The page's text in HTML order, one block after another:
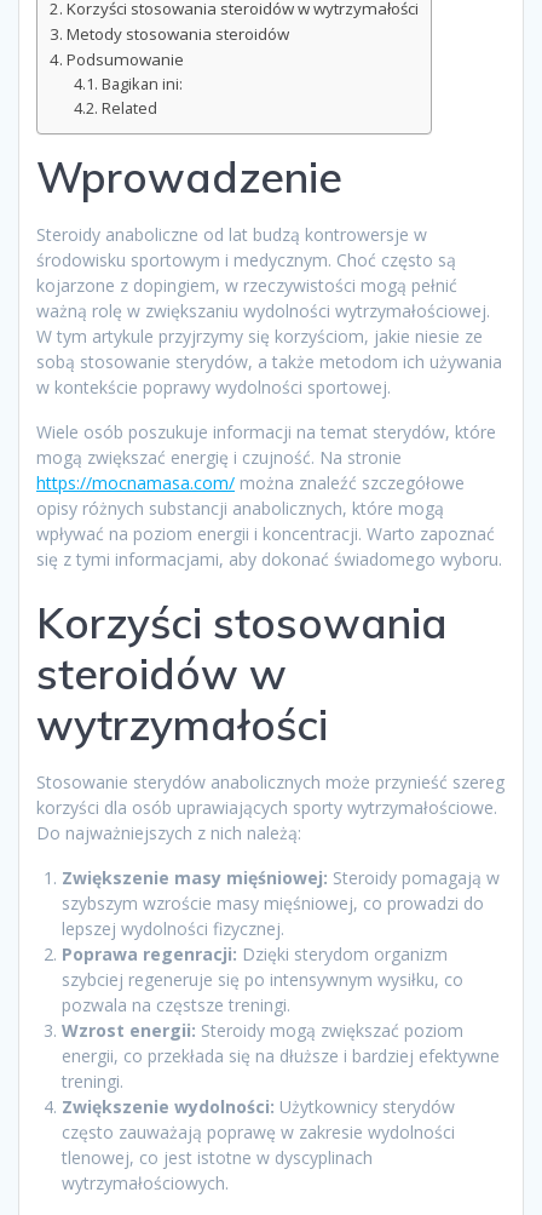
Korzyści stosowania steroidów w wytrzymałości
Metody stosowania steroidów
Podsumowanie
Bagikan ini:
Related
Wprowadzenie
Steroidy anaboliczne od lat budzą kontrowersje w
środowisku sportowym i medycznym. Choć często są
kojarzone z dopingiem, w rzeczywistości mogą pełnić
ważną rolę w zwiększaniu wydolności wytrzymałościowej.
W tym artykule przyjrzymy się korzyściom, jakie niesie ze
sobą stosowanie sterydów, a także metodom ich używania
w kontekście poprawy wydolności sportowej.
Wiele osób poszukuje informacji na temat sterydów, które
mogą zwiększać energię i czujność. Na stronie
https://mocnamasa.com/ można znaleźć szczegółowe
opisy różnych substancji anabolicznych, które mogą
wpływać na poziom energii i koncentracji. Warto zapoznać
się z tymi informacjami, aby dokonać świadomego wyboru.
Korzyści stosowania
steroidów w
wytrzymałości
Stosowanie sterydów anabolicznych może przynieść szereg
korzyści dla osób uprawiających sporty wytrzymałościowe.
Do najważniejszych z nich należą:
Zwiększenie masy mięśniowej: Steroidy pomagają w
szybszym wzroście masy mięśniowej, co prowadzi do
lepszej wydolności fizycznej.
Poprawa regenracji: Dzięki sterydom organizm
szybciej regeneruje się po intensywnym wysiłku, co
pozwala na częstsze treningi.
Wzrost energii: Steroidy mogą zwiększać poziom
energii, co przekłada się na dłuższe i bardziej efektywne
treningi.
Zwiększenie wydolności: Użytkownicy sterydów
często zauważają poprawę w zakresie wydolności
tlenowej, co jest istotne w dyscyplinach
wytrzymałościowych.